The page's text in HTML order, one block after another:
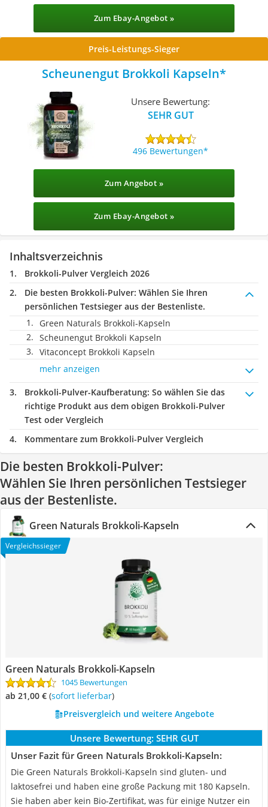
Zum Ebay-Angebot »
Preis-Leistungs-Sieger
Scheunengut Brokkoli Kapseln
Unsere Bewertung:
SEHR GUT
496 Bewertungen
Zum Angebot »
Zum Ebay-Angebot »
Inhaltsverzeichnis
Brokkoli-Pulver Vergleich 2026
Die besten Brokkoli-Pulver: Wählen Sie Ihren
persönlichen Testsieger aus der Bestenliste.
Green Naturals Brokkoli-Kapseln
Scheunengut Brokkoli Kapseln
Vitaconcept Brokkoli Kapseln
mehr anzeigen
Brokkoli-Pulver-Kaufberatung: So wählen Sie das
richtige Produkt aus dem obigen Brokkoli-Pulver
Test oder Vergleich
Kommentare zum Brokkoli-Pulver Vergleich
Die besten Brokkoli-Pulver:
Wählen Sie Ihren persönlichen Testsieger
aus der Bestenliste.
Green Naturals Brokkoli-Kapseln
Vergleichssieger
Green Naturals Brokkoli-Kapseln
1045 Bewertungen
ab 21,00 € ( Sofort lieferbar)
Preisvergleich und weitere Angebote
Unsere Bewertung: SEHR GUT
Unser Fazit für Green Naturals Brokkoli-Kapseln:
Die Green Naturals Brokkoli-Kapseln sind gluten- und
laktosefrei und haben eine große Packung mit 180 Kapseln.
Sie haben aber kein Bio-Zertifikat, was für einige Nutzer ein